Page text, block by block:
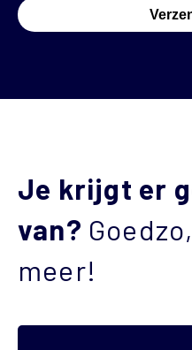
Je krijgt er
van?
meer!